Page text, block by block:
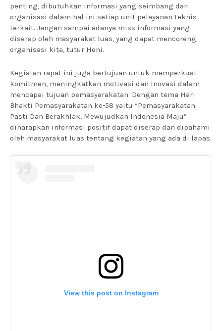
penting, dibutuhkan informasi yang seimbang dari
organisasi dalam hal ini setiap unit pelayanan teknis
terkait. Jangan sampai adanya miss informasi yang
diserap oleh masyarakat luas, yang dapat mencoreng
organisasi kita, tutur Heni.
Kegiatan rapat ini juga bertujuan untuk memperkuat
komitmen, meningkatkan motivasi dan inovasi dalam
mencapai tujuan pemasyarakatan. Dengan tema Hari
Bhakti Pemasyarakatan ke-58 yaitu “Pemasyarakatan
Pasti Dan Berakhlak, Mewujudkan Indonesia Maju”
diharapkan informasi positif dapat diserap dan dipahami
oleh masyarakat luas tentang kegiatan yang ada di lapas.
View this post on Instagram